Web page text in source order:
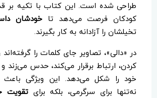
طراحی شده است. این کتاب با تکیه بر
کودکان فرصت می‌دهد تا خودشان
تخیلشان را آزادانه به کار بگیرند.
در «دالی»، تصاویر جای کلمات را
کردن، ارتباط برقرار می‌کند، حدس
خود را شکل می‌دهد. این ویژگی
نه‌تنها برای سرگرمی، بلکه برای تقویت